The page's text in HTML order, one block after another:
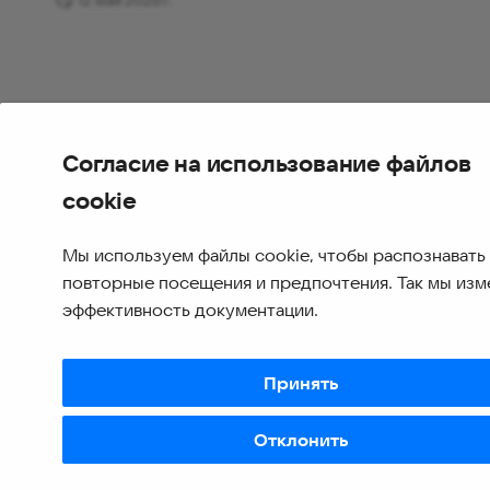
Согласие на использование файлов
cookie
Мы используем файлы cookie, чтобы распознавать
повторные посещения и предпочтения. Так мы
эффективность документации.
Принять
Отклонить